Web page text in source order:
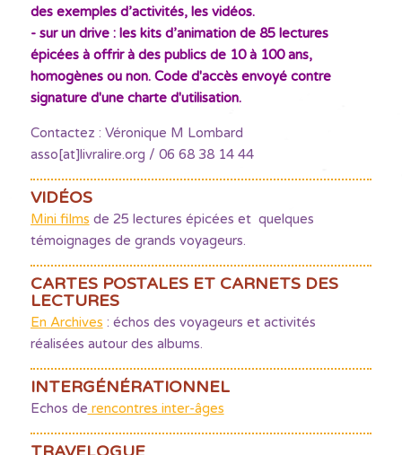
des exemples d’activités, les vidéos.
- sur un drive : les kits d’animation de 85 lectures
épicées à offrir à des publics de 10 à 100 ans,
homogènes ou non. Code d'accès envoyé contre
signature d'une charte d'utilisation.
Contactez : Véronique M Lombard
asso[at]livralire.org / 06 68 38 14 44
VIDÉOS
Mini films de 25 lectures épicées et quelques
témoignages de grands voyageurs.
CARTES POSTALES ET CARNETS DES
LECTURES
En Archives : échos des voyageurs et activités
réalisées autour des albums.
INTERGÉNÉRATIONNEL
Echos de rencontres inter-âges